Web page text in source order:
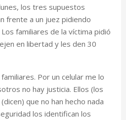
los tres supuestos
frente a un juez pidiendo
familiares de la víctima pidió
en libertad y les den 30
Por un celular me lo
no hay justicia. Ellos (los
que no han hecho nada
los identifican los